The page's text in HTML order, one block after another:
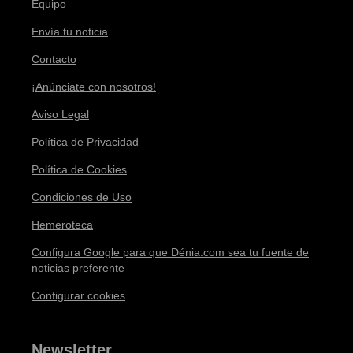
Equipo
Envía tu noticia
Contacto
¡Anúnciate con nosotros!
Aviso Legal
Política de Privacidad
Política de Cookies
Condiciones de Uso
Hemeroteca
Configura Google para que Dénia.com sea tu fuente de
noticias preferente
Configurar cookies